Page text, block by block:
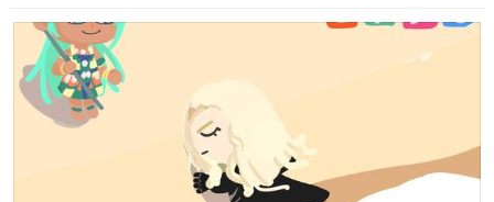
ト
数
数